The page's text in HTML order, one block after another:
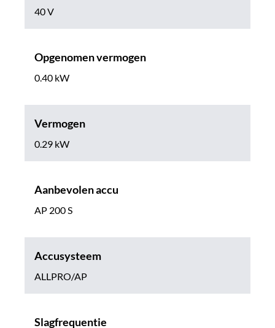
40 V
Opgenomen vermogen
0.40 kW
Vermogen
0.29 kW
Aanbevolen accu
AP 200 S
Accusysteem
ALLPRO/AP
Slagfrequentie